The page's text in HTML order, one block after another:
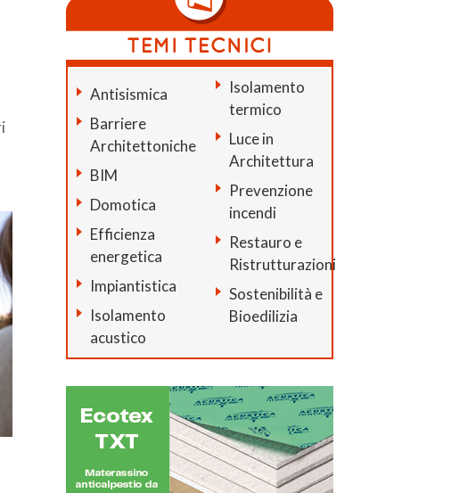
Antisismica
Barriere
Architettoniche
BIM
Domotica
Efficienza
energetica
Impiantistica
Isolamento
acustico
Isolamento
termico
Luce in
Architettura
Prevenzione
incendi
Restauro e
Ristrutturazioni
Sostenibilità e
Bioedilizia